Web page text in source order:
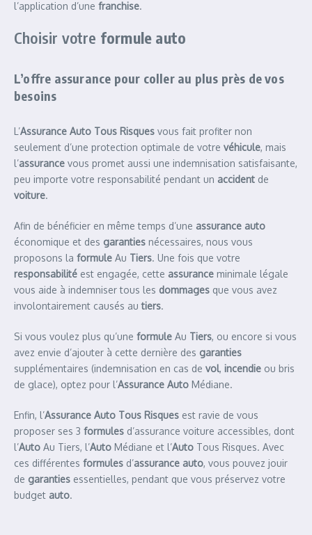
l’application d’une franchise.
Choisir votre formule auto
L’offre assurance pour coller au plus près de vos
besoins
L’Assurance Auto Tous Risques vous fait profiter non
seulement d’une protection optimale de votre véhicule, mais
l’assurance vous promet aussi une indemnisation satisfaisante,
peu importe votre responsabilité pendant un accident de
voiture.
Afin de bénéficier en même temps d’une assurance auto
économique et des garanties nécessaires, nous vous
proposons la formule Au Tiers. Une fois que votre
responsabilité est engagée, cette assurance minimale légale
vous aide à indemniser tous les dommages que vous avez
involontairement causés autiers.
Si vous voulez plus qu’une formule Au Tiers, ou encore si vous
avez envie d’ajouter à cette dernière des garanties
supplémentaires (indemnisation en cas de vol, incendie ou bris
de glace), optez pour l’Assurance Auto Médiane.
Enfin, l’Assurance Auto Tous Risques est ravie de vous
proposer ses 3 formules d’assurance voiture accessibles, dont
l’Auto Au Tiers, l’Auto Médiane et l’Auto Tous Risques. Avec
ces différentes formules d’assurance auto, vous pouvez jouir
de garanties essentielles, pendant que vous préservez votre
budget auto.